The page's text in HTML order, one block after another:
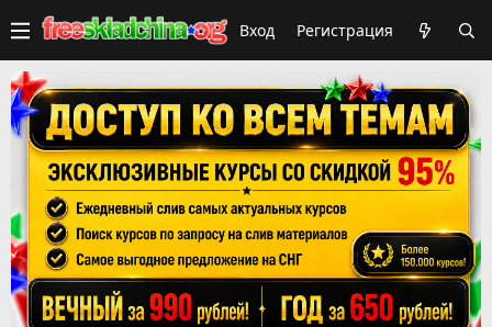
Вход Регистрация